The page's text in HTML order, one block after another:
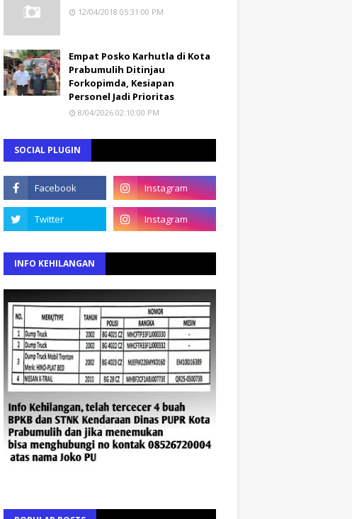
12/04/2018 05:31:00 PM
Empat Posko Karhutla di Kota
Prabumulih Ditinjau
Forkopimda, Kesiapan
Personel Jadi Prioritas
8/04/2026 02:10:00 PM
SOCIAL PLUGIN
INFO KEHILANGAN